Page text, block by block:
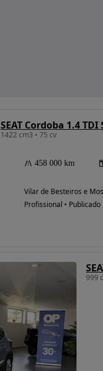
SEAT Cordoba 1.4
1422 cm3 • 75 cv
458 000 km
Vilar de Besteiros e
Profissional • Publicado
999